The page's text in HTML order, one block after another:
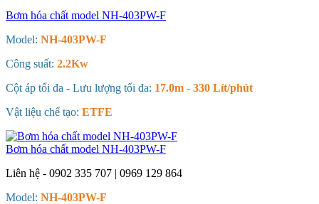
Bơm hóa chất model NH-403PW-F
Model: NH-403PW-F
Công suất: 2.2Kw
Cột áp tối đa - Lưu lượng tối đa: 17.0m - 330 Lít/phút
Vật liệu chế tạo: ETFE
Bơm hóa chất model NH-403PW-F
Liên hệ - 0902 335 707 | 0969 129 864
Model: NH-403PW-F